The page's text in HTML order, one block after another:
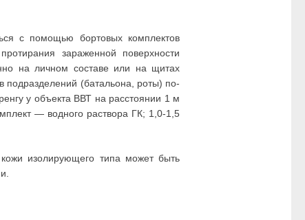
с помощью бортовых комплектов
зараженной поверхности
на личном составе или на щитах
подразделений (батальона, роты) по-
у объекта ВВТ на расстоянии 1 м
— водного раствора ГК; 1,0-1,5
изолирующего типа может быть